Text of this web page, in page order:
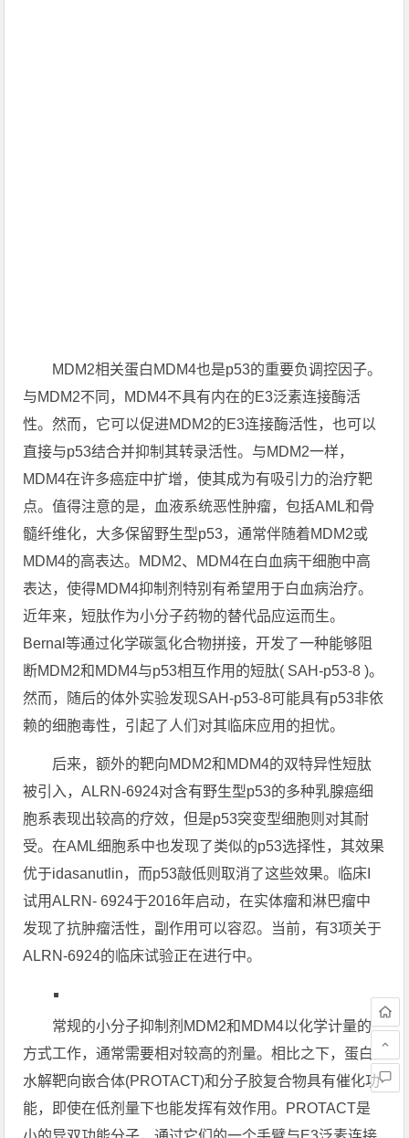
MDM2相关蛋白MDM4也是p53的重要负调控因子。
与MDM2不同，MDM4不具有内在的E3泛素连接酶活
性。然而，它可以促进MDM2的E3连接酶活性，也可以
直接与p53结合并抑制其转录活性。与MDM2一样，
MDM4在许多癌症中扩增，使其成为有吸引力的治疗靶
点。值得注意的是，血液系统恶性肿瘤，包括AML和骨
髓纤维化，大多保留野生型p53，通常伴随着MDM2或
MDM4的高表达。MDM2、MDM4在白血病干细胞中高
表达，使得MDM4抑制剂特别有希望用于白血病治疗。
近年来，短肽作为小分子药物的替代品应运而生。
Bernal等通过化学碳氢化合物拼接，开发了一种能够阻
断MDM2和MDM4与p53相互作用的短肽( SAH-p53-8 )。
然而，随后的体外实验发现SAH-p53-8可能具有p53非依
赖的细胞毒性，引起了人们对其临床应用的担忧。
后来，额外的靶向MDM2和MDM4的双特异性短肽
被引入，ALRN-6924对含有野生型p53的多种乳腺癌细
胞系表现出较高的疗效，但是p53突变型细胞则对其耐
受。在AML细胞系中也发现了类似的p53选择性，其效果
优于idasanutlin，而p53敲低则取消了这些效果。临床I
试用ALRN- 6924于2016年启动，在实体瘤和淋巴瘤中
发现了抗肿瘤活性，副作用可以容忍。当前，有3项关于
ALRN-6924的临床试验正在进行中。
常规的小分子抑制剂MDM2和MDM4以化学计量的
方式工作，通常需要相对较高的剂量。相比之下，蛋白
水解靶向嵌合体(PROTACT)和分子胶复合物具有催化功
能，即使在低剂量下也能发挥有效作用。PROTACT是